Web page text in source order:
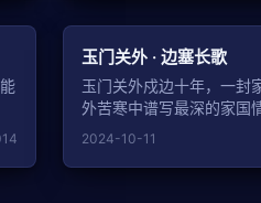
玉门关外 · 边塞长歌
玉门关外戍边十年，一封
外苦寒中谱写最深的家国
2024-10-11